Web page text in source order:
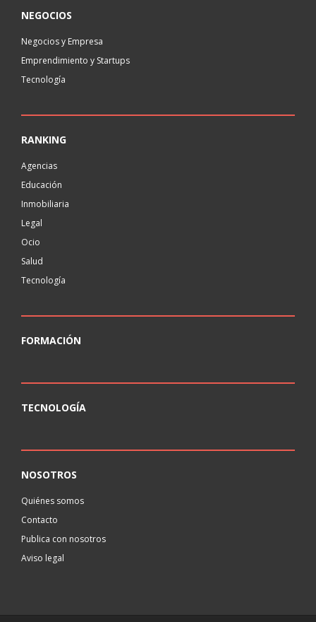
NEGOCIOS
Negocios y Empresa
Emprendimiento y Startups
Tecnología
RANKING
Agencias
Educación
Inmobiliaria
Legal
Ocio
Salud
Tecnología
FORMACIÓN
TECNOLOGÍA
NOSOTROS
Quiénes somos
Contacto
Publica con nosotros
Aviso legal